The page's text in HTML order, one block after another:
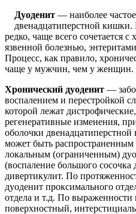
Дуоденит — наиболее
двенадцатиперстной
редко, чаще всего сочетается
язвенной болезнью,
Процесс, как правило,
чаще у мужчин, чем у женщин.
Хронический дуоденит —
воспалением и перестройкой
которой лежат
регенеративные изменения,
оболочки
может быть
локальным (ограниченным)
(воспаление большого
дивертикулит. По
дуоденит проксимального
отдела и т.д. По выраженности
поверхностный,